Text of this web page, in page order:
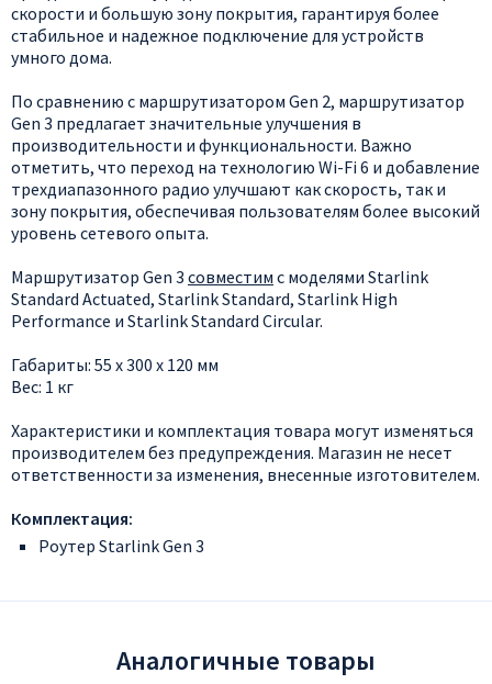
скорости и большую зону покрытия, гарантируя более
стабильное и надежное подключение для устройств
умного дома.
По сравнению с маршрутизатором Gen 2, маршрутизатор
Gen 3 предлагает значительные улучшения в
производительности и функциональности. Важно
отметить, что переход на технологию Wi-Fi 6 и добавление
трехдиапазонного радио улучшают как скорость, так и
зону покрытия, обеспечивая пользователям более высокий
уровень сетевого опыта.
Маршрутизатор Gen 3 совместим с моделями Starlink
Standard Actuated, Starlink Standard, Starlink High
Performance и Starlink Standard Circular.
Габариты: 55 x 300 x 120 мм
Вес: 1 кг
Характеристики и комплектация товара могут изменяться
производителем без предупреждения. Магазин не несет
ответственности за изменения, внесенные изготовителем.
Комплектация:
Роутер Starlink Gen 3
Аналогичные товары